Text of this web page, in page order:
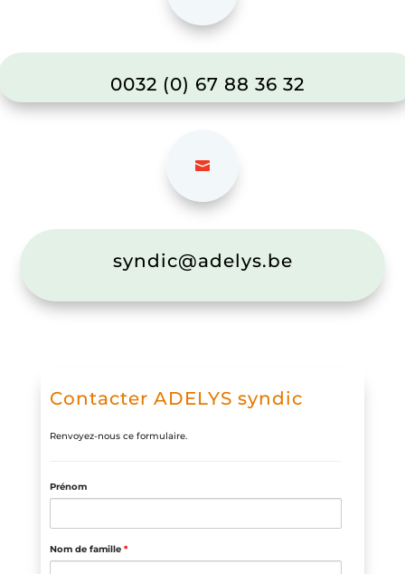
0032 (0) 67 88 36 32
syndic@adelys.be
Contacter ADELYS syndic
Renvoyez-nous ce formulaire.
Prénom
Nom de famille *